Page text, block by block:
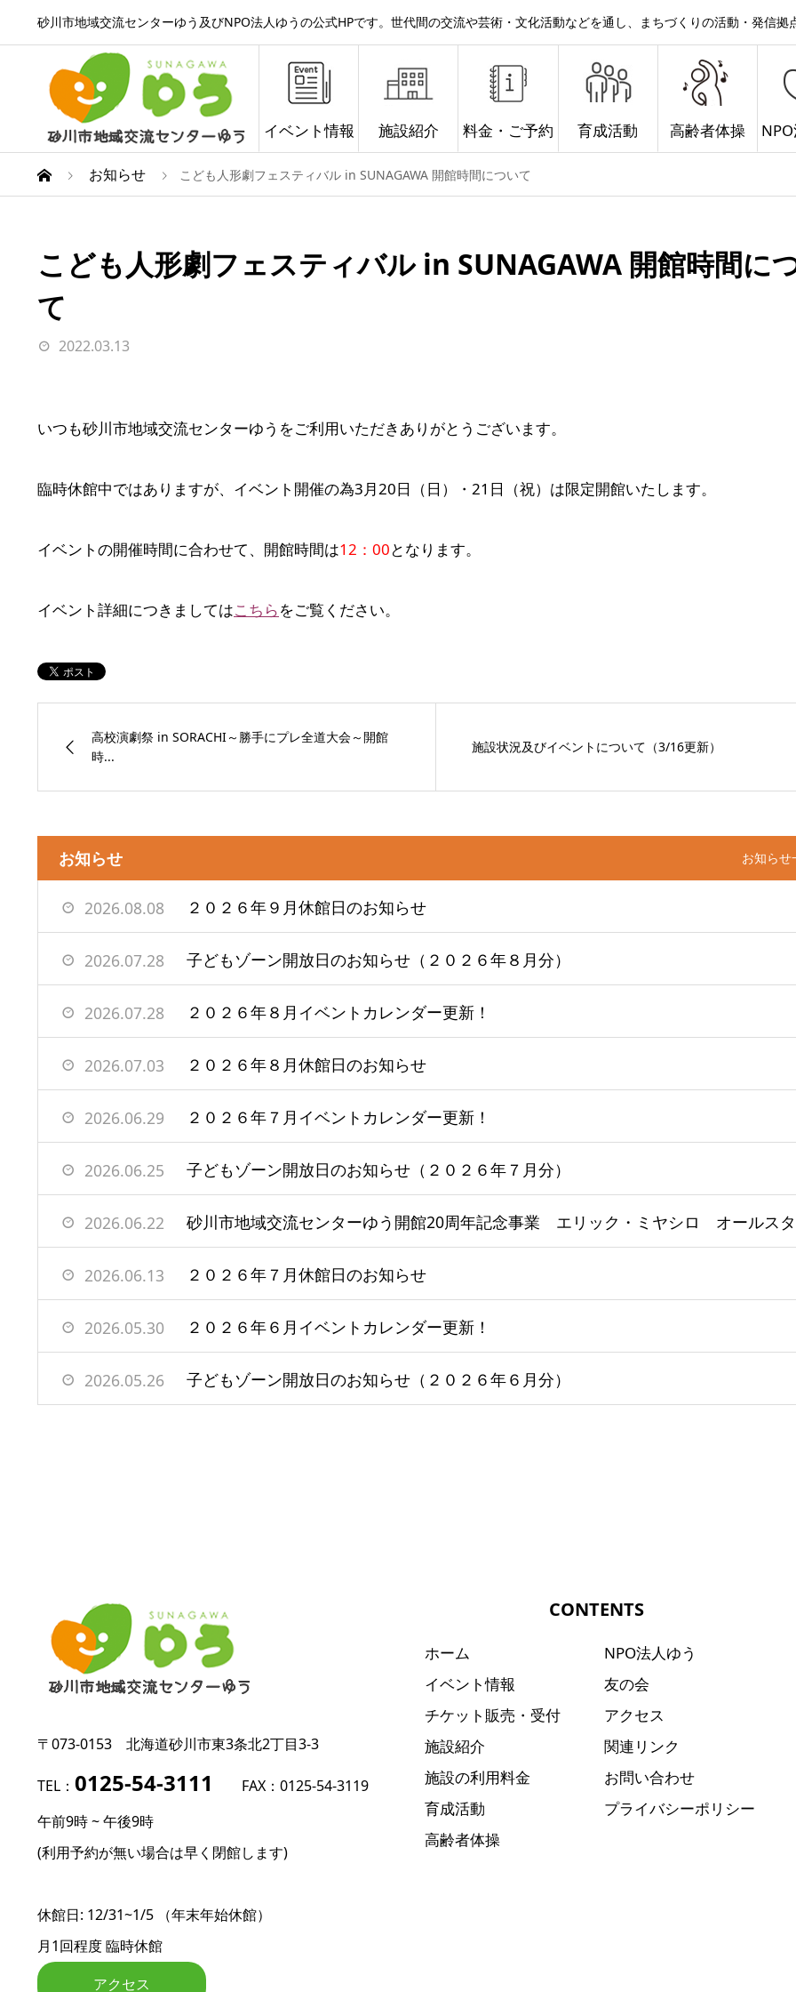
砂川市地域交流センターゆう及びNPO法人ゆうの公式HPです。世代間の交流や芸術・文化活動などを通し、まちづくりの活動・発信
イベント情報 施設紹介 料金・ご予約 育成活動 高齢者体操
お知らせ こども人形劇フェスティバル in SUNAGAWA 開館時間について
こども人形劇フェスティバル in SUNAGAWA 開館時間に
て
2022.03.13
いつも砂川市地域交流センターゆうをご利用いただきありがとうございます。
臨時休館中ではありますが、イベント開催の為3月20日（日）・21日（祝）は限定開館いたします。
イベントの開催時間に合わせて、開館時間は12：00となります。
イベント詳細につきましてはこちらをご覧ください。
高校演劇祭 in SORACHI～勝手にプレ全道大会～開館
時...
施設状況及びイベントについて（3/16更新）
お知らせ お知らせ
2026.08.08 ２０２６年９月休館日のお知らせ
2026.07.28 子どもゾーン開放日のお知らせ（２０２６年８月分）
2026.07.28 ２０２６年８月イベントカレンダー更新！
2026.07.03 ２０２６年８月休館日のお知らせ
2026.06.29 ２０２６年７月イベントカレンダー更新！
2026.06.25 子どもゾーン開放日のお知らせ（２０２６年７月分）
2026.06.22
2026.06.13 ２０２６年７月休館日のお知らせ
2026.05.30 ２０２６年６月イベントカレンダー更新！
2026.05.26 子どもゾーン開放日のお知らせ（２０２６年６月分）
〒073-0153 北海道砂川市東3条北2丁目3-3
TEL： 0125-54-3111
FAX：0125-54-3119
午前9時 ~ 午後9時
(利用予約が無い場合は早く閉館します)
休館日: 12/31~1/5 （年末年始休館）
月1回程度 臨時休館
アクセス
CONTENTS
ホーム
イベント情報
チケット販売・受付
施設紹介
施設の利用料金
育成活動
高齢者体操
NPO法人ゆう
友の会
アクセス
関連リンク
お問い合わせ
プライバシーポリシー